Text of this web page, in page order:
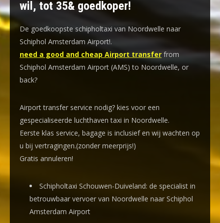
wil, tot 35& goedkoper!
De goedkoopste schipholtaxi van Noordwelle naar
Schiphol Amsterdam Airport!.
need a good and cheap Airport transfer from
Schiphol Amsterdam Airport (AMS) to Noordwelle, or
back?
Airport transfer service nodig? kies voor een
gespecialiseerde luchthaven taxi in Noordwelle.
Eerste klas service, bagage is inclusief en wij wachten op
u bij vertragingen.(zonder meerprijs!)
Gratis annuleren!
Schipholtaxi Schouwen-Duiveland: de specialist in
betrouwbaar vervoer van Noordwelle naar Schiphol
Amsterdam Airport